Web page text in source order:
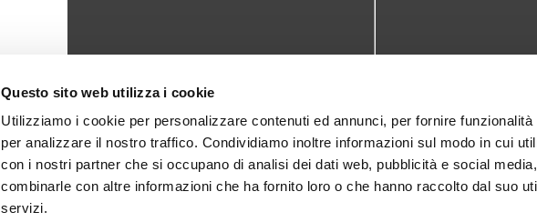
Questo sito web utilizza i cookie
Utilizziamo i cookie per personalizzare contenuti ed annunci, per fornire
per analizzare il nostro traffico. Condividiamo inoltre informazioni sul modo in cui
con i nostri partner che si occupano di analisi dei dati web, pubblicità e social
combinarle con altre informazioni che ha fornito loro o che hanno raccolto dal suo
servizi.
biblioteca@comune.monselice.padova.it
0429 - 1905714
Via San
35043